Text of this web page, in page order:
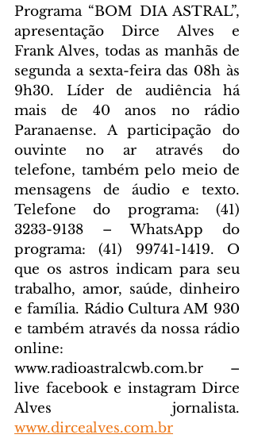
Programa “BOM DIA ASTRAL”,
apresentação Dirce Alves e
Frank Alves, todas as manhãs de
segunda a sexta-feira das 08h às
9h30. Líder de audiência há
mais de 40 anos no rádio
Paranaense. A participação do
ouvinte no ar através do
telefone, também pelo meio de
mensagens de áudio e texto.
Telefone do programa: (41)
3233-9138 – WhatsApp do
programa: (41) 99741-1419. O
que os astros indicam para seu
trabalho, amor, saúde, dinheiro
e família. Rádio Cultura AM 930
e também através da nossa rádio
online:
www.radioastralcwb.com.br –
live facebook e instagram Dirce
www.dircealves.com.br